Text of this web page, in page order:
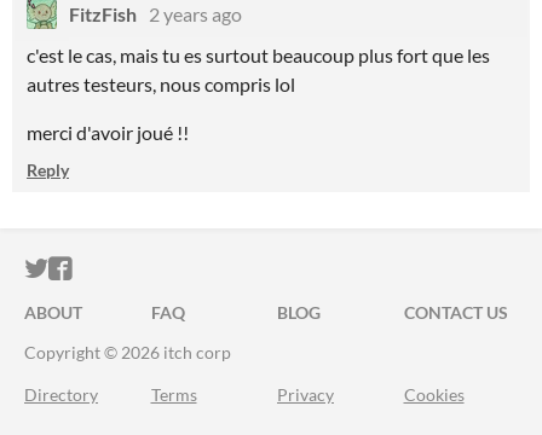
FitzFish 2 years ago
c'est le cas, mais tu es surtout beaucoup plus fort que les
autres testeurs, nous compris lol
merci d'avoir joué !!
Reply
ITCH.IO ON TWITTER
ITCH.IO ON FACEBOOK
ABOUT FAQ BLOG
CONTACT US
Copyright © 2026 itch corp
Directory Terms Privacy Cookies